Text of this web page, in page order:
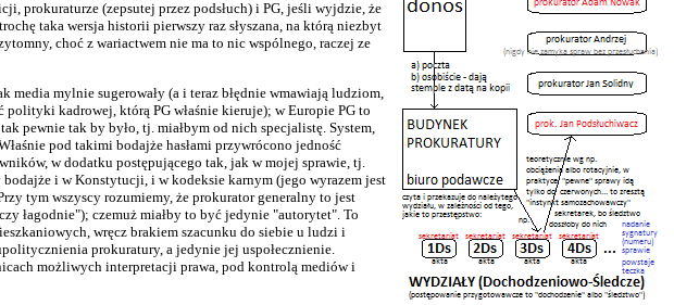
prokuraturze (zepsutej przez podsłuch) i PG, jeśli wyjdzie, że
taka wersja historii pierwszy raz słyszana, na którą niezbyt
choć z wariactwem nie ma to nic wspólnego, raczej ze
mylnie sugerowały (a i teraz błędnie wmawiają ludziom,
polityki kadrowej, którą PG właśnie kieruje); w Europie PG to
pewnie tak by było, tj. miałbym od nich specjalistę. System,
pod takimi bodajże hasłami przywrócono jedność
w dodatku postępującego tak, jak w mojej sprawie, tj.
i w Konstytucji, i w kodeksie karnym (jego wyrazem jest
tym wszyscy rozumiemy, że prokurator generalny to jest
łagodnie"); czemuż miałby to być jedynie "autorytet". To
wręcz brakiem szacunku do siebie u ludzi i
prokuratury, a jedynie jej uspołecznienie.
możliwych interpretacji prawa, pod kontrolą mediów i